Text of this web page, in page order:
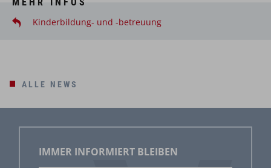
Kinderbildung- und -betreuung
ALLE NEWS
IMMER INFORMIERT BLEIBEN